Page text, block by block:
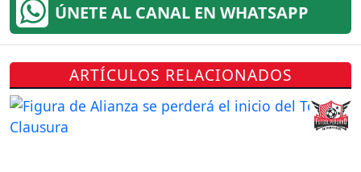
ÚNETE AL CANAL EN WHATSAPP
ARTÍCULOS RELACIONADOS